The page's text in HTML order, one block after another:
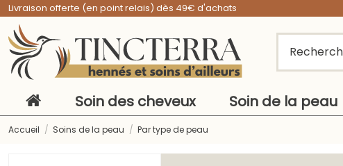
Livraison offerte (en point relais) dès 49€ d'achats
Soin des cheveux Soin de la peau
Accueil Soins de la peau Par type de peau